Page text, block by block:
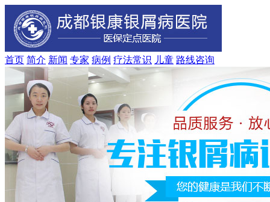
首页 简介 新闻 专家 病例 疗法常识 儿童 路线咨询